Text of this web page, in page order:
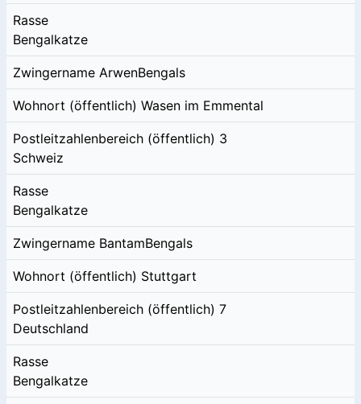
Rasse
Bengalkatze
Zwingername ArwenBengals
Wohnort (öffentlich) Wasen im Emmental
Postleitzahlenbereich (öffentlich) 3
Schweiz
Rasse
Bengalkatze
Zwingername BantamBengals
Wohnort (öffentlich) Stuttgart
Postleitzahlenbereich (öffentlich) 7
Deutschland
Rasse
Bengalkatze